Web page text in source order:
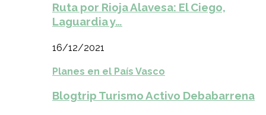
Ruta por Rioja Alavesa: El Ciego,
Laguardia y…
16/12/2021
Planes en el País Vasco
Blogtrip Turismo Activo Debabarrena